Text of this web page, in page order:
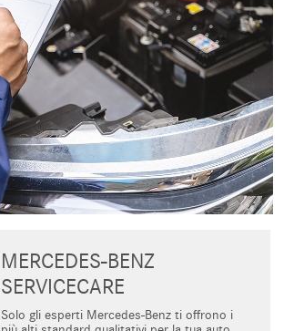
MERCEDES-BENZ
SERVICECARE
Solo gli esperti Mercedes-Benz ti offrono i